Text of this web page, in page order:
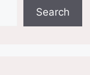
Search